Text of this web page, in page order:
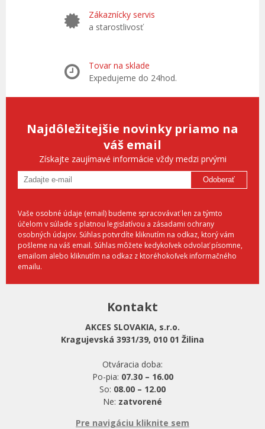
Zákaznícky servis
a starostlivosť
Tovar na sklade
Expedujeme do 24hod.
Najdôležitejšie novinky priamo na
váš email
Získajte zaujímavé informácie vždy medzi prvými
Odoberať
Vaše osobné údaje (email) budeme spracovávať len za týmto
účelom v súlade s platnou legislatívou a zásadami ochrany
osobných údajov. Súhlas potvrdíte kliknutím na odkaz, ktorý vám
pošleme na váš email. Súhlas môžete kedykoľvek odvolať písomne,
emailom alebo kliknutím na odkaz z ktoréhokoľvek informačného
emailu.
Kontakt
AKCES SLOVAKIA, s.r.o.
Kragujevská 3931/39, 010 01 Žilina
Otváracia doba:
Po-pia: 07.30 – 16.00
So: 08.00 – 12.00
Ne: zatvorené
Pre navigáciu kliknite sem